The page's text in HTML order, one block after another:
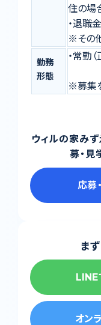
住の場
・退職
※その
勤務
形態
・常勤
※募集
ウィルの家み
募・見
応募
ま
LINE
オン